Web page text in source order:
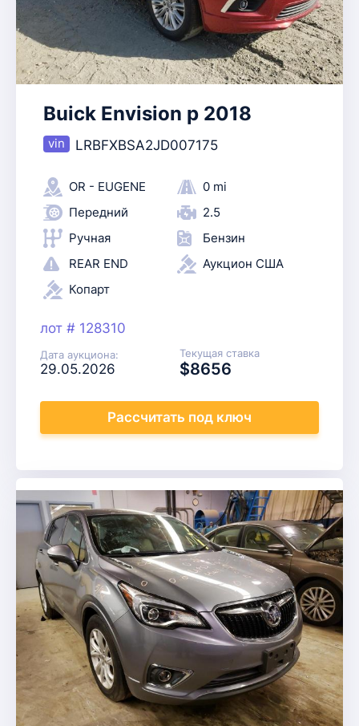
Buick Envision p 2018
LRBFXBSA2JD007175
OR - EUGENE
0 mi
Передний
2.5
Ручная
Бензин
REAR END
Аукцион США
Копарт
лот # 128310
Дата аукциона:
29.05.2026
Текущая ставка
$8656
Рассчитать под ключ